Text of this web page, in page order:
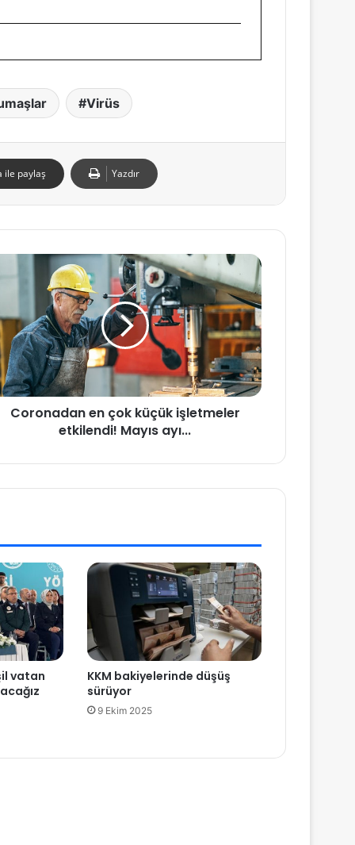
Virüs
ile paylaş Yazdır
Coronadan en çok küçük işletmeler
etkilendi! Mayıs ayı...
vatan
KKM bakiyelerinde düşüş
sürüyor
9 Ekim 2025